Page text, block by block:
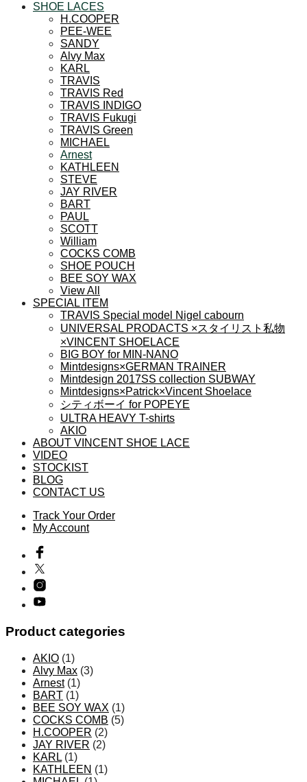
リ
エ
ー
シ
オ
プ
シ
は
商
品
ペ
ー
ジ
か
ら
択
SHOE LACES
H.COOPER
PEE-WEE
SANDY
Alvy Max
KARL
TRAVIS
TRAVIS Red
TRAVIS INDIGO
TRAVIS Fukugi
TRAVIS Green
MICHAEL
Arnest
KATHLEEN
STEVE
JAY RIVER
BART
PAUL
SCOTT
William
COCKS COMB
SHOE POUCH
BEE SOY WAX
View All
SPECIAL ITEM
TRAVIS Special model Nigel cabourn
UNIVERSAL PRODACTS ×スタイリスト私物
×VINCENT SHOELACE
BIG BOY for MIN-NANO
Mintdesigns×GERMAN TRAINER
Mintdesign 2017SS collection SUBWAY
Mintdesigns×Patrick×Vincent Shoelace
シティボーイ for POPEYE
ULTRA HEAVY T-shirts
AKIO
ABOUT VINCENT SHOE LACE
VIDEO
STOCKIST
BLOG
CONTACT US
Track Your Order
My Account
Product categories
AKIO (1)
Alvy Max (3)
Arnest (1)
BART (1)
BEE SOY WAX (1)
COCKS COMB (5)
H.COOPER (2)
JAY RIVER (2)
KARL (1)
KATHLEEN (1)